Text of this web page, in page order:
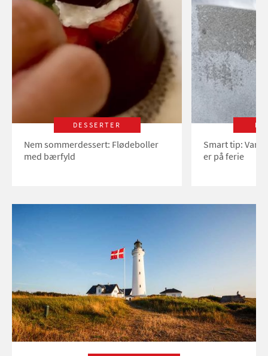
DESSERTER
Nem sommerdessert: Flødeboller
med bærfyld
Smart tip:
er på ferie